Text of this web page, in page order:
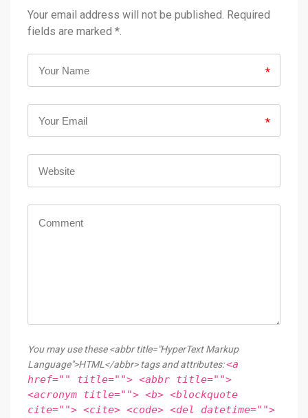
Your email address will not be published. Required
fields are marked *.
*
*
You may use these <abbr title="HyperText Markup
Language">HTML</abbr> tags and attributes:<a
href="" title=""> <abbr title="">
<acronym title=""> <b> <blockquote
cite=""> <cite> <code> <del datetime="">